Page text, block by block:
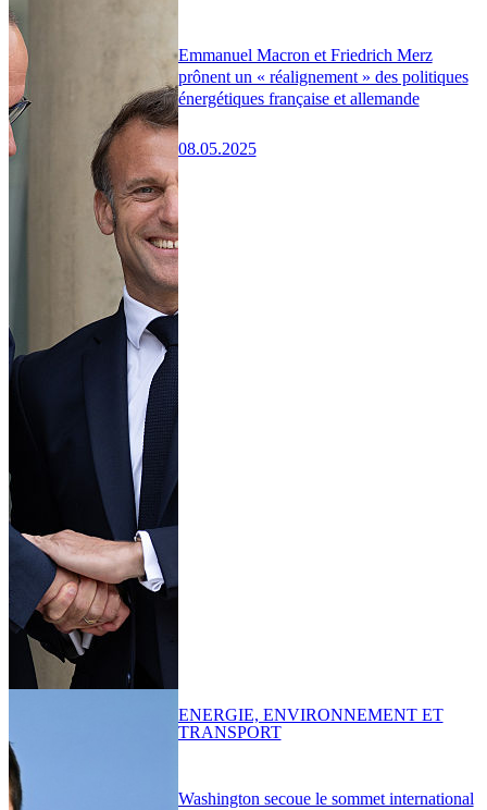
Emmanuel Macron et Friedrich Merz
prônent un « réalignement » des politiques
énergétiques française et allemande
08.05.2025
Washington secoue le sommet international
ENERGIE, ENVIRONNEMENT ET
TRANSPORT